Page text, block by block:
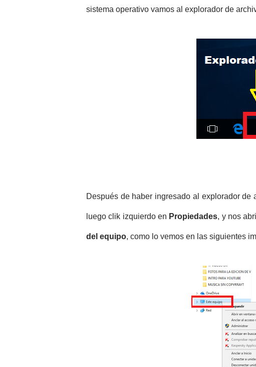
sistema operativo vamos al explorador de
Después de haber ingresado al explorador
luego clik izquierdo en Propiedades, y nos
del equipo, como lo vemos en las siguientes